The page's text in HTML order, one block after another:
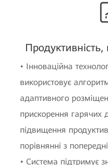
• Інноваційна
використовує
адаптивного
прискорення
підвищення
порівнянні з
• Система підтримує